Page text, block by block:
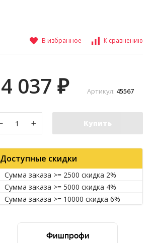
В избранное К сравнению
Артикул: 45567
4 037 ₽
Купить
Доступные скидки
Сумма заказа >= 2500 скидка 2%
Сумма заказа >= 5000 скидка 4%
Сумма заказа >= 10000 скидка 6%